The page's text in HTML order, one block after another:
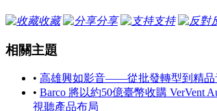
收藏 分享 支持
相關主題
• 高雄興如影音——從批發轉型到精品
• Barco 將以約50億臺幣收購 VerVent
視聽產品布局